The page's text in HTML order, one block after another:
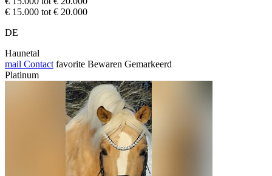
€ 15.000 tot € 20.000
DE
Haunetal
mail Contact favorite Bewaren Gemarkeerd
Platinum